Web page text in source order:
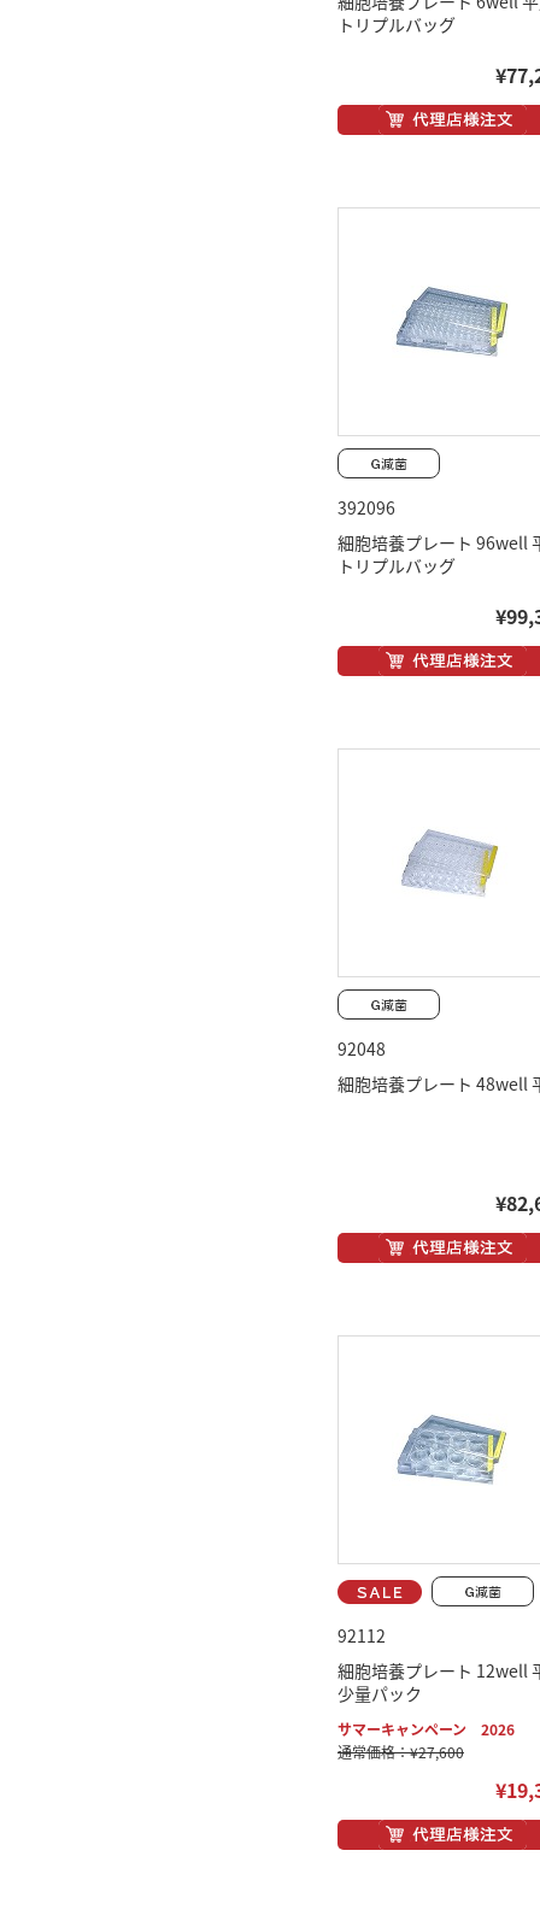
トリプルバッグ
392096
細胞培養プレート 96well
トリプルバッグ
92048
細胞培養プレート 48well
92112
細胞培養プレート 12well
少量パック
サマーキャンペーン 2026
通常価格：¥27,600